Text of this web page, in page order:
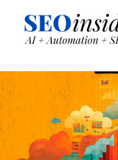
contenu